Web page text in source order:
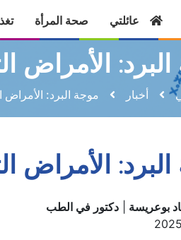
عائلتي صحة المرأة
الأمراض
أخبار موجة البرد: الأمراض
الأمراض
بوعريسة
دكتور في الطب